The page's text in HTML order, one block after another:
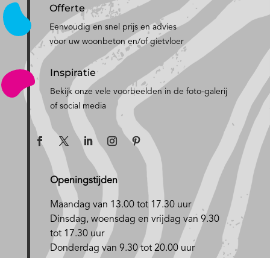
Offerte
Eenvoudig en snel prijs en advies
voor uw woonbeton en/of gietvloer
Inspiratie
Bekijk onze vele voorbeelden in de foto-galerij
of social media
Openingstijden
Maandag van 13.00 tot 17.30 uur
Dinsdag, woensdag en vrijdag van 9.30
tot 17.30 uur
Donderdag van 9.30 tot 20.00 uur